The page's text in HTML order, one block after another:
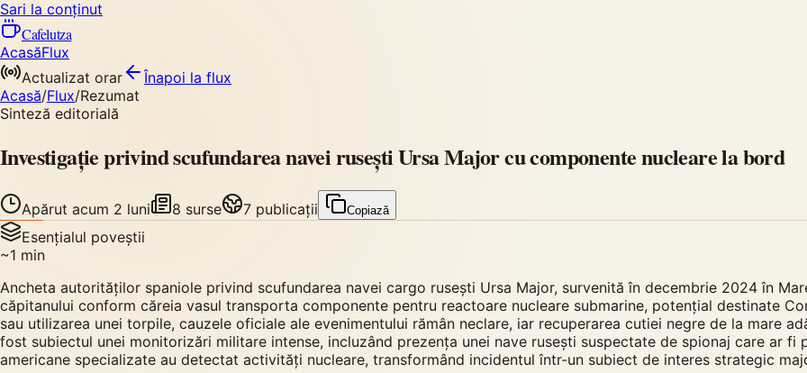
Sari la conținut
Cafelutza
AcasăFlux
Actualizat orar
Înapoi la flux
Acasă/Flux/Rezumat
Sinteză editorială
Investigație privind scufundarea navei rusești Ursa Major cu componente nucleare la bord
Apărut acum 2 luni 8 surse 7 publicații Copiază
Esențialul poveștii
~1 min
Ancheta autorităților spaniole privind scufundarea navei cargo rusești Ursa Major, survenită în decembrie 2024 în
căpitanului conform căreia vasul transporta componente pentru reactoare nucleare submarine, potențial destinate
sau utilizarea unei torpile, cauzele oficiale ale evenimentului rămân neclare, iar recuperarea cutiei negre de la mare
fost subiectul unei monitorizări militare intense, incluzând prezența unei nave rusești suspectate de spionaj care ar
americane specializate au detectat activități nucleare, transformând incidentul într-un subiect de interes strategic